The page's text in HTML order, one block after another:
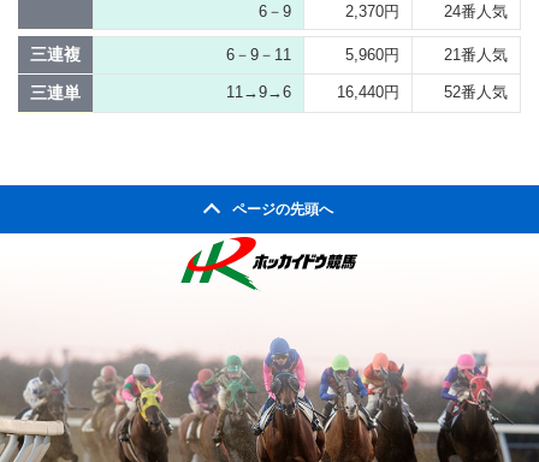
6－9
2,370円
24番人気
三連複 6－9－11 5,960円 21番人気
三連単 11→9→6 16,440円 52番人気
ページの先頭へ